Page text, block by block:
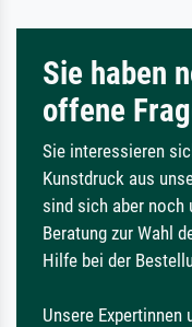
Sie haben
offene
Sie interessieren
Kunstdruck aus
sind sich aber noch
Beratung zur Wahl
Hilfe bei der
Unsere Expertinnen